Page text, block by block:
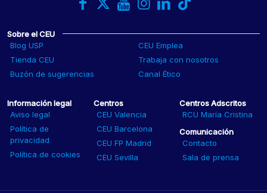
Sobre el CEU
Blog USP
CEU Emplea
Tienda CEU
Trabaja con nosotros
Buzón de sugerencias
Canal Ético
Información legal
Aviso legal
Política de
privacidad
Política de cookies
Centros
CEU Valencia
CEU Barcelona
CEU FP Madrid
CEU Sevilla
Centros Adscritos
RCU María Cristina
Comunicación
Contacto
Sala de prensa